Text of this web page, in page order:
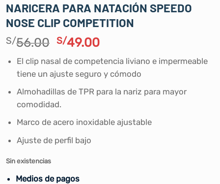
NARICERA PARA NATACIÓN SPEEDO
NOSE CLIP COMPETITION
S/56.00 El
original
era:
S/56.00.
S/49.00El
actual
es:
S/49.00.
El clip nasal de competencia liviano e impermeable
tiene un ajuste seguro y cómodo
Almohadillas de TPR para la nariz para mayor
comodidad.
Marco de acero inoxidable ajustable
Ajuste de perfil bajo
Sin existencias
Medios de pagos